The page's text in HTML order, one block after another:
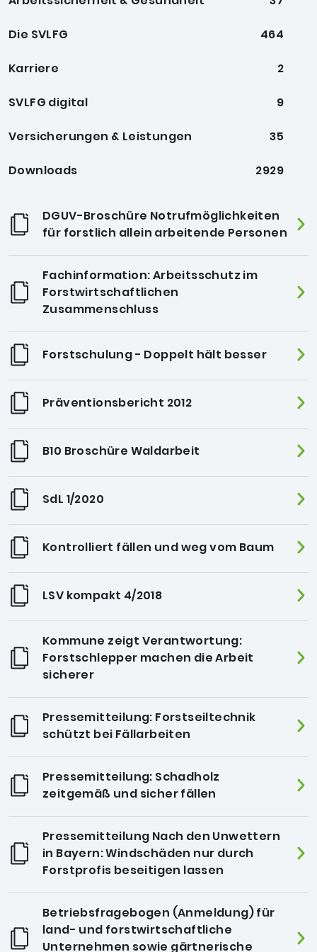
Die SVLFG 464
Karriere 2
SVLFG digital 9
Versicherungen & Leistungen 35
Downloads 2929
DGUV-Broschüre Notrufmöglichkeiten
für forstlich allein arbeitende Personen
Fachinformation: Arbeitsschutz im
Forstwirtschaftlichen
Zusammenschluss
Forstschulung - Doppelt hält besser
Präventionsbericht 2012
B10 Broschüre Waldarbeit
SdL 1/2020
Kontrolliert fällen und weg vom Baum
LSV kompakt 4/2018
Kommune zeigt Verantwortung:
Forstschlepper machen die Arbeit
sicherer
Pressemitteilung: Forstseiltechnik
schützt bei Fällarbeiten
Pressemitteilung: Schadholz
zeitgemäß und sicher fällen
Pressemitteilung Nach den Unwettern
in Bayern: Windschäden nur durch
Forstprofis beseitigen lassen
Betriebsfragebogen (Anmeldung) für
land- und forstwirtschaftliche
Unternehmen sowie gärtnerische